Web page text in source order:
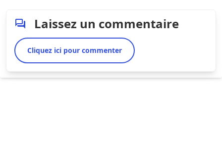
Laissez un commentaire
Cliquez ici pour commenter